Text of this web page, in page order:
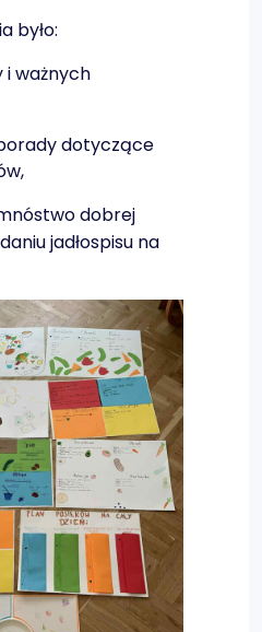
było:
i ważnych
dotyczące
dobrej
jadłospisu na